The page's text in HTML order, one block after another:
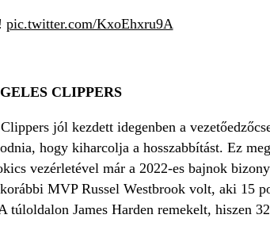
pic.twitter.com/KxoEhxru9A
CLIPPERS
jól kezdett idegenben a
hogy kiharcolja a hosszabbítást. Ez
vezérletével már a 2022-es bajnok
MVP Russel Westbrook volt, aki 15
túloldalon James Harden remekelt, hiszen